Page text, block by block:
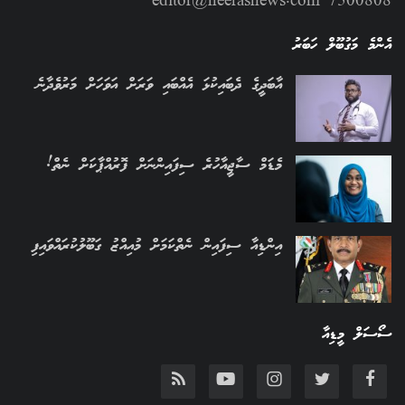
އެންމެ މަގުބޫލް ހަބަރު
އާބަދީގެ ދެބައިކުޅަ އެއްބައި ވަރަށް އަވަހަށް މަރުވެދާނެ
މެޑަމް ސާޖީއާހުރެ ސިފައިންނަށް ފޮރުއްޕާކަށް ނެތް!
އިންޑިއާ ސިފައިން ނެތްކަމަށް މުއިއްޒު ގަބޫލުކުރައްވައިފި
ސޯސަލް މީޑިއާ